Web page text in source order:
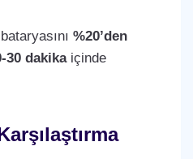
%20’den
30 dakikaiçinde